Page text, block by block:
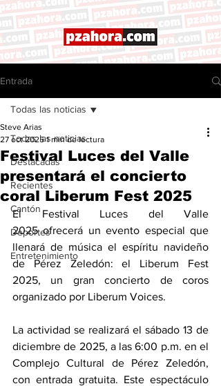
Entrada
Todas las noticias
Destacadas
Recientes
Cantón
Deportes
Entretenimiento
Todas las noticias
Festival Luces del Valle
presentará el concierto
coral Liberum Fest 2025
Steve Arias
27 oct 2025 1 min de lectura
El Festival Luces del Valle
2025 ofrecerá un evento especial que
llenará de música el espíritu navideño
de Pérez Zeledón: el Liberum Fest
2025, un gran concierto de coros
organizado por Liberum Voices.
La actividad se realizará el sábado 13 de
diciembre de 2025, a las 6:00 p.m. en el
Complejo Cultural de Pérez Zeledón,
con entrada gratuita. Este espectáculo